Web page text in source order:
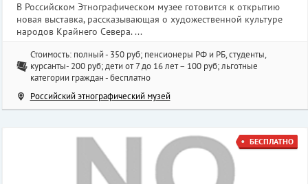
В Российском Этнографическом музее готовится к открытию
новая выставка, рассказывающая о художественной культуре
народов Крайнего Севера. ...
Стоимость: полный - 350 руб; пенсионеры РФ и РБ, студенты,
курсанты- 200 руб; дети от 7 до 16 лет – 100 руб; льготные
категории граждан - бесплатно
Российский этнографический музей
БЕСПЛАТНО